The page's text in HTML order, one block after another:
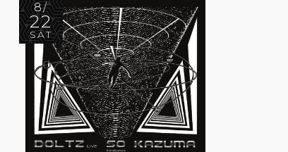
8/
22
SAT